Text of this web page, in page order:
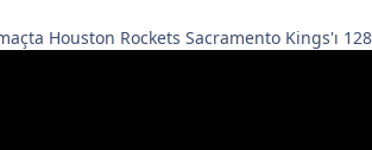
Houston Rockets Sacramento Kings'ı